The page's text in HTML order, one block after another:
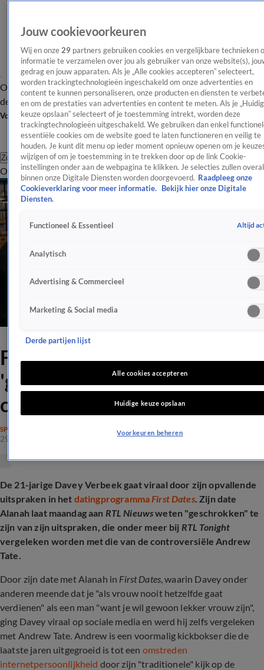
OverzichtAfleveringen Entertainment TV Algemeen
Tip
de redactieNieuwsbrief
Volg Shownieuws
Zoeken
OverzichtEntertainmentSpraakmakendRealityCrimeVideo's
First Dates-Alanah
'geschrokken' van
controversiële date
SPRAAKMAKEND
29 sep 2025, 16:33
De 21-jarige Davey Verbeek gaat viraal door zijn opvallende
uitspraken in het datingprogrammaFirst Dates. Zijn date
Alanah laat maandag aan RTL Nieuwsweten "geschrokken" te
zijn van zijn uitspraken, die onder meer bij RTL Tonight
vergeleken worden met die van de controversiële Andrew
Tate.
Door zijn date met Alanah in First Dates, waarin Davey onder
anderen meende dat je "als vrouw nooit hetzelfde gaat
verdienen" als een man "want je wil gewoon lekker vrouw zijn",
ging Davey viraal op sociale media en werd hij zelfs vergeleken
met Andrew Tate. Andrew is een voormalig kickbokser die de
laatste jaren uitgegroeid is tot een omstreden
internetpersoonlijkheid door zijn "traditionele" kijk op de
Jouw cookievoorkeuren
Wij en onze 29 partners gebruiken cookies en vergelijkbare technieken
informatie te verzamelen over jou als gebruiker van onze website(s),
gedrag en jouw apparaten. Als je „Alle cookies accepteren” selecteert,
worden trackingtechnologieën ingeschakeld om onze advertenties en
content te kunnen personaliseren, onze producten en diensten te
en om de prestaties van advertenties en content te meten. Als je
keuze opslaan” selecteert of je toestemming intrekt, worden deze
trackingtechnologieën uitgeschakeld. We gebruiken dan enkel
essentiële cookies om de website goed te laten functioneren en veilig te
houden. Je kunt dit menu op ieder moment opnieuw openen om je
wijzigen of om je toestemming in te trekken door op de link Cookie-
instellingen onder aan de webpagina te klikken. Je selecties zullen overal
binnen onze Digitale Diensten worden doorgevoerd. Raadpleeg onze
Cookieverklaring voor meer informatie.
Bekijk hier onze Digitale
Diensten.
Functioneel & Essentieel Altijd
Analytisch
Advertising & Commercieel
Marketing & Social media
Derde partijen lijst
Alle cookies accepteren
Huidige keuze opslaan
Voorkeuren beheren